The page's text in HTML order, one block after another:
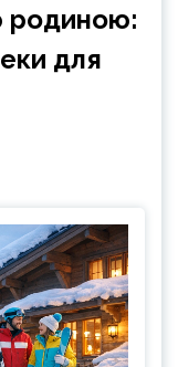
родиною:
для